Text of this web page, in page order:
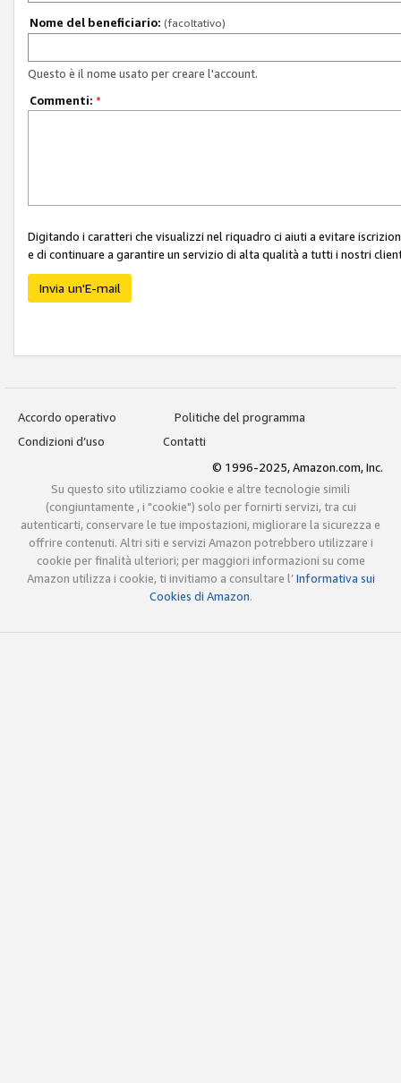
Nome del beneficiario: (facoltativo)
Questo è il nome usato per creare l'account.
Commenti: *
Digitando i caratteri che visualizzi nel riquadro ci aiuti a evitare
e di continuare a garantire un servizio di alta qualità a tutti i nostri
Invia un'E-mail
Accordo operativo
Politiche del programma
Condizioni d’uso
Contatti
© 1996-2025, Amazon.com, Inc.
Su questo sito utilizziamo cookie e altre tecnologie simili
(congiuntamente , i "cookie") solo per fornirti servizi, tra cui
autenticarti, conservare le tue impostazioni, migliorare la sicurezza e
offrire contenuti. Altri siti e servizi Amazon potrebbero utilizzare i
cookie per finalità ulteriori; per maggiori informazioni su come
Amazon utilizza i cookie, ti invitiamo a consultare l’Informativa sui
Cookies di Amazon.